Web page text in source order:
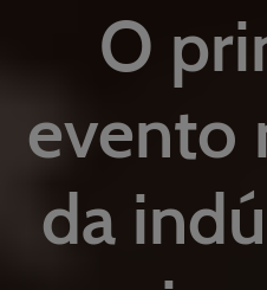
O
evento
da